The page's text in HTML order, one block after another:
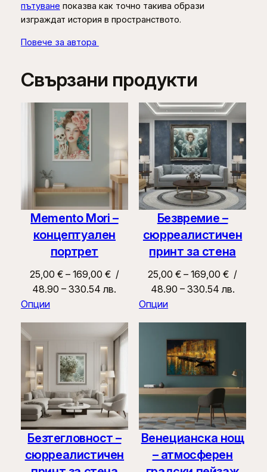
пътуване показва как точно такива образи
изграждат история в пространството.
Повече за автора
Свързани продукти
Memento Mori –
концептуален
портрет
25,00 € – 169,00 €Price
range:
25,00 €
169,00 €
/
48.90 – 330.54 лв.
Опции
Безвремие –
сюрреалистичен
принт за стена
25,00€ – 169,00€Price
range:
/
48.90 – 330.54 лв.
Опции
Безтегловност –
сюрреалистичен
Венецианска нощ
– атмосферен